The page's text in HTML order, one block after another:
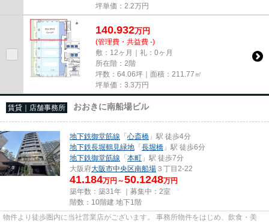
坪単価： 2.2万円
140.932万円
(管理費・共益費 -)
敷：12ヶ月｜礼：0ヶ月
所在階：2階
坪数：64.06坪｜面積：211.77㎡
坪単価： 3.3万円
賃貸｜店舗事務所 おおきに南船場ビル
地下鉄御堂筋線 「心斎橋 」駅 徒歩4分
地下鉄長堀鶴見緑地 「長堀橋 」駅 徒歩6分
地下鉄御堂筋線 「本町 」駅 徒歩7分
大阪府大阪市中央区南船場 ３丁目2-22
41.184万円～50.1248万円
築年数：築31年 ｜募集中： 2室
階数：10階建 地下1階
物件より徒歩圏内に当社営業店がございます。 事務所物件をはじめ、飲食・美